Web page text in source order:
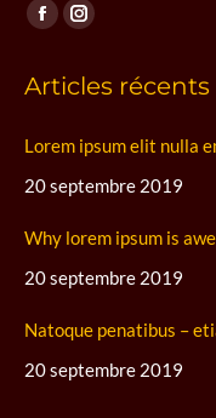
Trouvez nous sur :
La
Facebook
dans
une
fenêtre
La
Instagram
dans
une
fenêtre
Articles récents
Lorem ipsum elit nulla
20 septembre 2019
Why lorem ipsum is
20 septembre 2019
Natoque penatibus –
20 septembre 2019